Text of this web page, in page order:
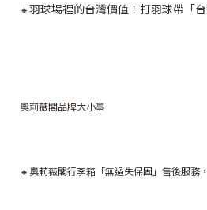
🔸羽球場裡的台灣價值！打羽球帶「
奧莉薇閣品牌大小事
🔸奧莉薇閣行李箱「無過失保固」售後服務